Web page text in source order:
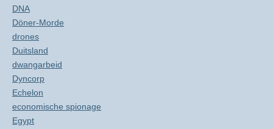
DNA
Döner-Morde
drones
Duitsland
dwangarbeid
Dyncorp
Echelon
economische spionage
Egypt